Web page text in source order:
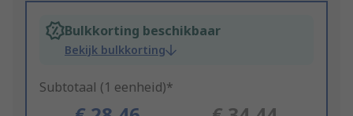
Bulkkorting beschikbaar
Bekijk bulkkorting
Subtotaal (1 eenheid)*